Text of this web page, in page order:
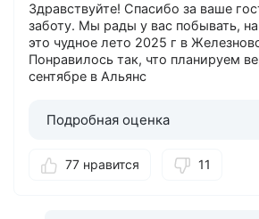
Здравствуйте! Спасибо за ваше
заботу. Мы рады у вас побывать,
это чудное лето 2025 г в
Понравилось так, что планируем
сентябре в Альянс
Подробная оценка
77 нравится 11